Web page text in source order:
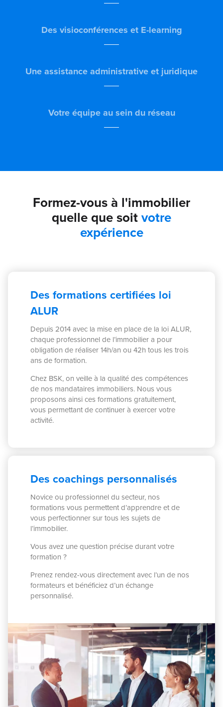
Des visioconférences et E-learning
Une assistance administrative et juridique
Votre équipe au sein du réseau
Formez-vous à l'immobilier
quelle que soitvotre
expérience
Des formations certifiées loi
ALUR
Depuis 2014 avec la mise en place de la loi ALUR,
chaque professionnel de l’immobilier a pour
obligation de réaliser 14h/an ou 42h tous les trois
ans de formation.
Chez BSK, on veille à la qualité des compétences
de nos mandataires immobiliers. Nous vous
proposons ainsi ces formations gratuitement,
vous permettant de continuer à exercer votre
activité.
Des coachings personnalisés
Novice ou professionnel du secteur, nos
formations vous permettent d’apprendre et de
vous perfectionner sur tous les sujets de
l’immobilier.
Vous avez une question précise durant votre
formation ?
Prenez rendez-vous directement avec l’un de nos
formateurs et bénéficiez d’un échange
personnalisé.